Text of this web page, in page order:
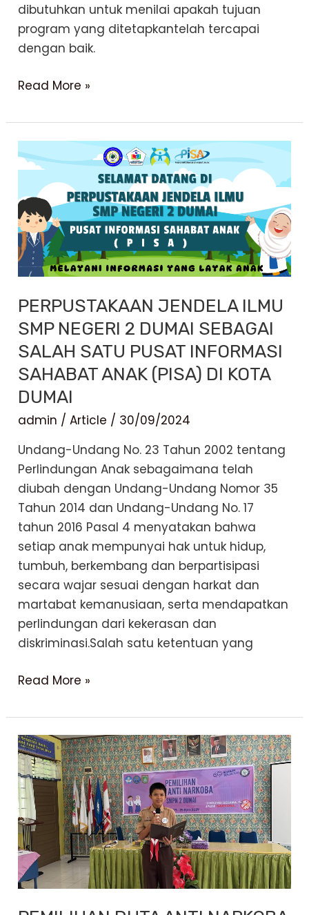
dibutuhkan untuk menilai apakah tujuan
program yang ditetapkantelah tercapai
dengan baik.
Monitoring
Evaluasi
PISA
Read More »
PERPUSTAKAAN JENDELA ILMU
SMP NEGERI 2 DUMAI SEBAGAI
SALAH SATU PUSAT INFORMASI
SAHABAT ANAK (PISA) DI KOTA
DUMAI
admin /Article / 30/09/2024
Undang-Undang No. 23 Tahun 2002 tentang
Perlindungan Anak sebagaimana telah
diubah dengan Undang-Undang Nomor 35
Tahun 2014 dan Undang-Undang No. 17
tahun 2016 Pasal 4 menyatakan bahwa
setiap anak mempunyai hak untuk hidup,
tumbuh, berkembang dan berpartisipasi
secara wajar sesuai dengan harkat dan
martabat kemanusiaan, serta mendapatkan
perlindungan dari kekerasan dan
diskriminasi.Salah satu ketentuan yang
PERPUSTAKAAN
ILMU
SMP
NEGERI
2
DUMAI
SEBAGAI
SALAH
SATU
PUSAT
INFORMASI
SAHABAT
Read More »